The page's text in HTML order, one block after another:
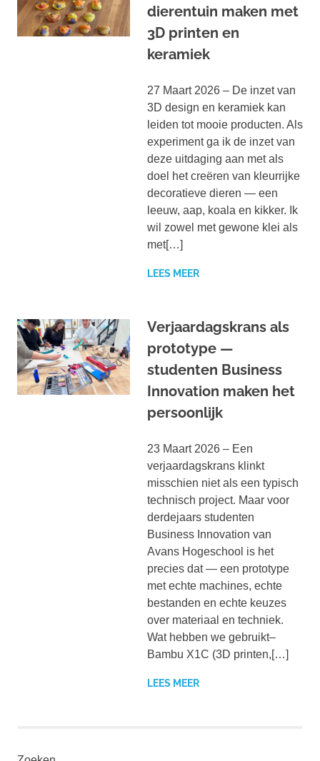
dierentuin maken met
3D printen en
keramiek
27 Maart 2026 – De inzet van
3D design en keramiek kan
leiden tot mooie producten. Als
experiment ga ik de inzet van
deze uitdaging aan met als
doel het creëren van kleurrijke
decoratieve dieren — een
leeuw, aap, koala en kikker. Ik
wil zowel met gewone klei als
met[…]
LEES MEER
Verjaardagskrans als
prototype —
studenten Business
Innovation maken het
persoonlijk
23 Maart 2026 – Een
verjaardagskrans klinkt
misschien niet als een typisch
technisch project. Maar voor
derdejaars studenten
Business Innovation van
Avans Hogeschool is het
precies dat — een prototype
met echte machines, echte
bestanden en echte keuzes
over materiaal en techniek.
Wat hebben we gebruikt–
Bambu X1C (3D printen,[…]
LEES MEER